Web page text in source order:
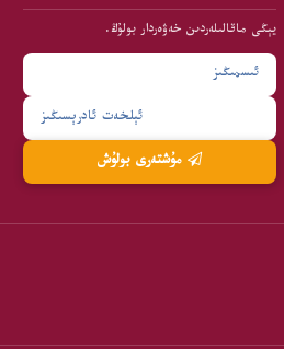
يېڭى ماقالىلەردىن خەۋەردار بولۇڭ.
مۇشتەرى بولۇش